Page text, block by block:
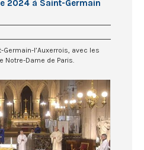
2024 à Saint-Germain
Germain-l’Auxerrois, avec les
Dame de Paris.